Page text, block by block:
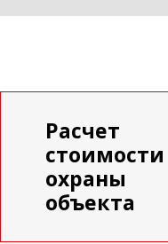
Расчет
стоимости
охраны
объекта